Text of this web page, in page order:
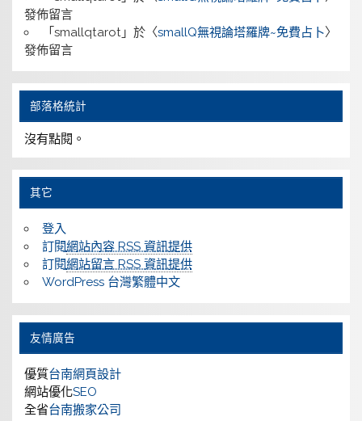
發佈留言
「 smallqtarot」於〈smallQ無視論塔羅牌~免費占卜〉
發佈留言
部落格統計
沒有點閱。
其它
登入
訂閱網站內容 RSS 資訊提供
訂閱網站留言 RSS 資訊提供
WordPress 台灣繁體中文
友情廣告
優質台南網頁設計
網站優化SEO
全省台南搬家公司